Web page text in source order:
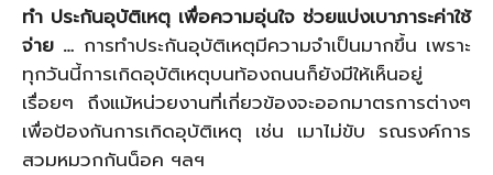
ทำ ประกันอุบัติเหตุ เพื่อความอุ่นใจ ช่วยแบ่งเบาภาระค่าใช้
จ่าย … การทำประกันอุบัติเหตุมีความจำเป็นมากขึ้น เพราะ
ทุกวันนี้การเกิดอุบัติเหตุบนท้องถนนก็ยังมีให้เห็นอยู่
เรื่อยๆ ถึงแม้หน่วยงานที่เกี่ยวข้องจะออกมาตรการต่างๆ
เพื่อป้องกันการเกิดอุบัติเหตุ เช่น เมาไม่ขับ รณรงค์การ
สวมหมวกกันน็อค ฯลฯ